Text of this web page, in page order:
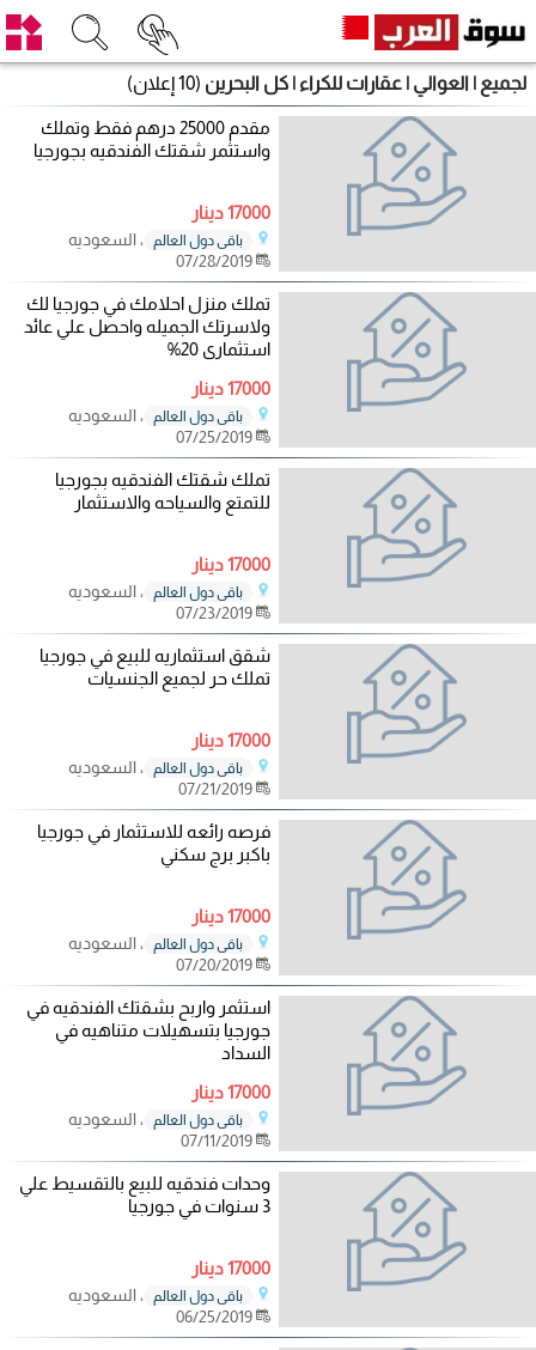
لجميع | العوالي | عقارات للكراء | كل البحرين (10 إعلان)
مقدم 25000 درهم فقط وتملك
واستثمر شقتك الفندقيه بجورجيا
17000 دينار
باقي دول العالم
، السعوديه
07/28/2019
تملك منزل احلامك في جورجيا لك
ولاسرتك الجميله واحصل علي عائد
استثمارى 20%
17000 دينار
باقي دول العالم
، السعوديه
07/25/2019
تملك شقتك الفندقيه بجورجيا
للتمتع والسياحه والاستثمار
17000 دينار
باقي دول العالم
، السعوديه
07/23/2019
شقق استثماريه للبيع في جورجيا
تملك حر لجميع الجنسيات
17000 دينار
باقي دول العالم
، السعوديه
07/21/2019
فرصه رائعه للاستثمار في جورجيا
باكبر برج سكني
17000 دينار
باقي دول العالم
، السعوديه
07/20/2019
استثمر واربح بشقتك الفندقيه في
جورجيا بتسهيلات متناهيه في
السداد
17000 دينار
باقي دول العالم
، السعوديه
07/11/2019
وحدات فندقيه للبيع بالتقسيط علي
3 سنوات في جورجيا
17000 دينار
باقي دول العالم
، السعوديه
06/25/2019